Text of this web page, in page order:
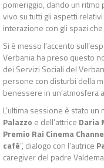
pomeriggio, dando un ritmo
vivo su tutti gli aspetti
interazione con gli spazi
Si è messo l’accento
Verbania ha preso questo
dei Servizi Sociali del
persone con disturbi della
benessere in un’atmosfera
L’ultima sessione è stato
Palazzo e dell’attrice Daria
Premio Rai Cinema
café”, dialogo con l’autrice
caregiver del padre